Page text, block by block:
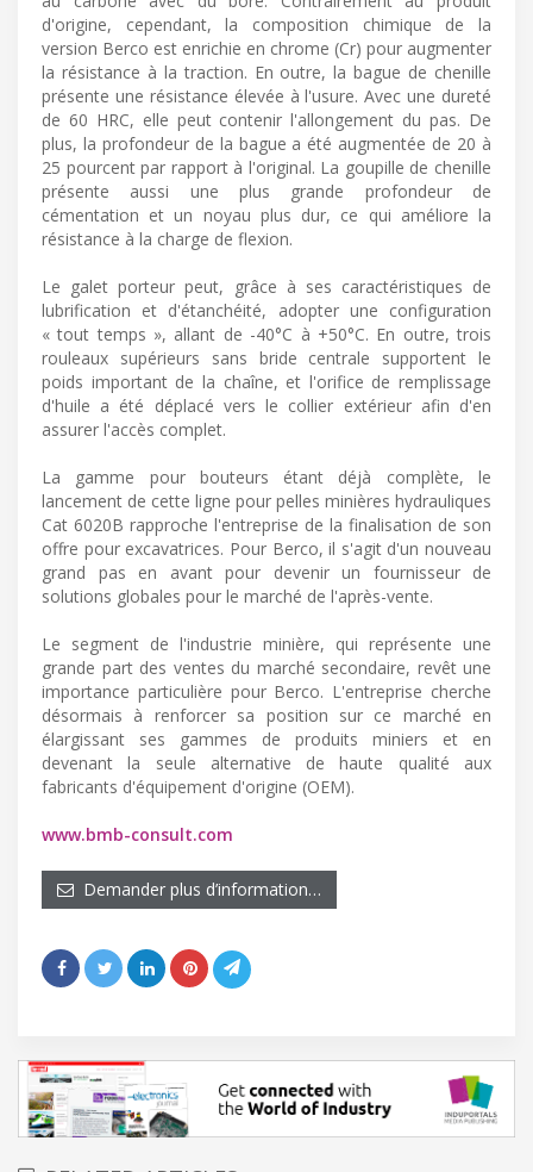
d'origine, cependant, la composition chimique de la
version Berco est enrichie en chrome (Cr) pour augmenter
la résistance à la traction. En outre, la bague de chenille
présente une résistance élevée à l'usure. Avec une dureté
de 60 HRC, elle peut contenir l'allongement du pas. De
plus, la profondeur de la bague a été augmentée de 20 à
25 pourcent par rapport à l'original. La goupille de chenille
présente aussi une plus grande profondeur de
cémentation et un noyau plus dur, ce qui améliore la
résistance à la charge de flexion.
Le galet porteur peut, grâce à ses caractéristiques de
lubrification et d'étanchéité, adopter une configuration
« tout temps », allant de -40°C à +50°C. En outre, trois
rouleaux supérieurs sans bride centrale supportent le
poids important de la chaîne, et l'orifice de remplissage
d'huile a été déplacé vers le collier extérieur afin d'en
assurer l'accès complet.
La gamme pour bouteurs étant déjà complète, le
lancement de cette ligne pour pelles minières hydrauliques
Cat 6020B rapproche l'entreprise de la finalisation de son
offre pour excavatrices. Pour Berco, il s'agit d'un nouveau
grand pas en avant pour devenir un fournisseur de
solutions globales pour le marché de l'après-vente.
Le segment de l'industrie minière, qui représente une
grande part des ventes du marché secondaire, revêt une
importance particulière pour Berco. L'entreprise cherche
désormais à renforcer sa position sur ce marché en
élargissant ses gammes de produits miniers et en
devenant la seule alternative de haute qualité aux
fabricants d'équipement d'origine (OEM).
www.bmb-consult.com
Demander plus d’information…